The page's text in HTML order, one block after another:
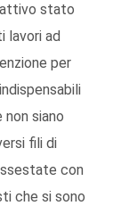
stato
lavori ad
per
siano
fili di
con
che si sono